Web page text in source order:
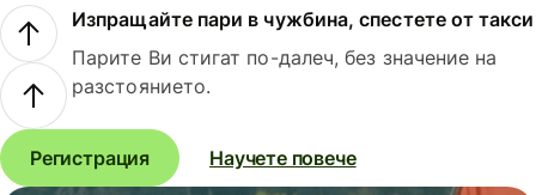
Изпращайте пари в чужбина, спестете от такси
Парите Ви стигат по-далеч, без значение на
разстоянието.
Регистрация Научете повече